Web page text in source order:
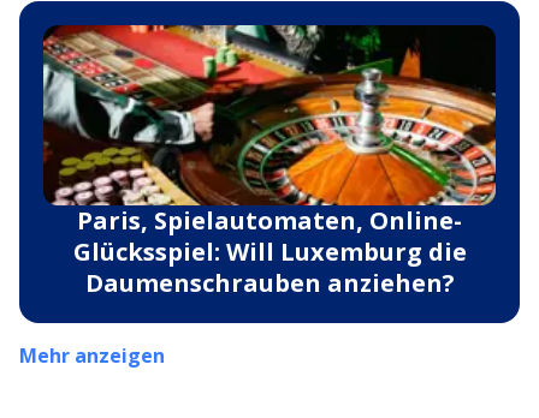
Paris, Spielautomaten, Online-
Glücksspiel: Will Luxemburg die
Daumenschrauben anziehen?
Mehr anzeigen